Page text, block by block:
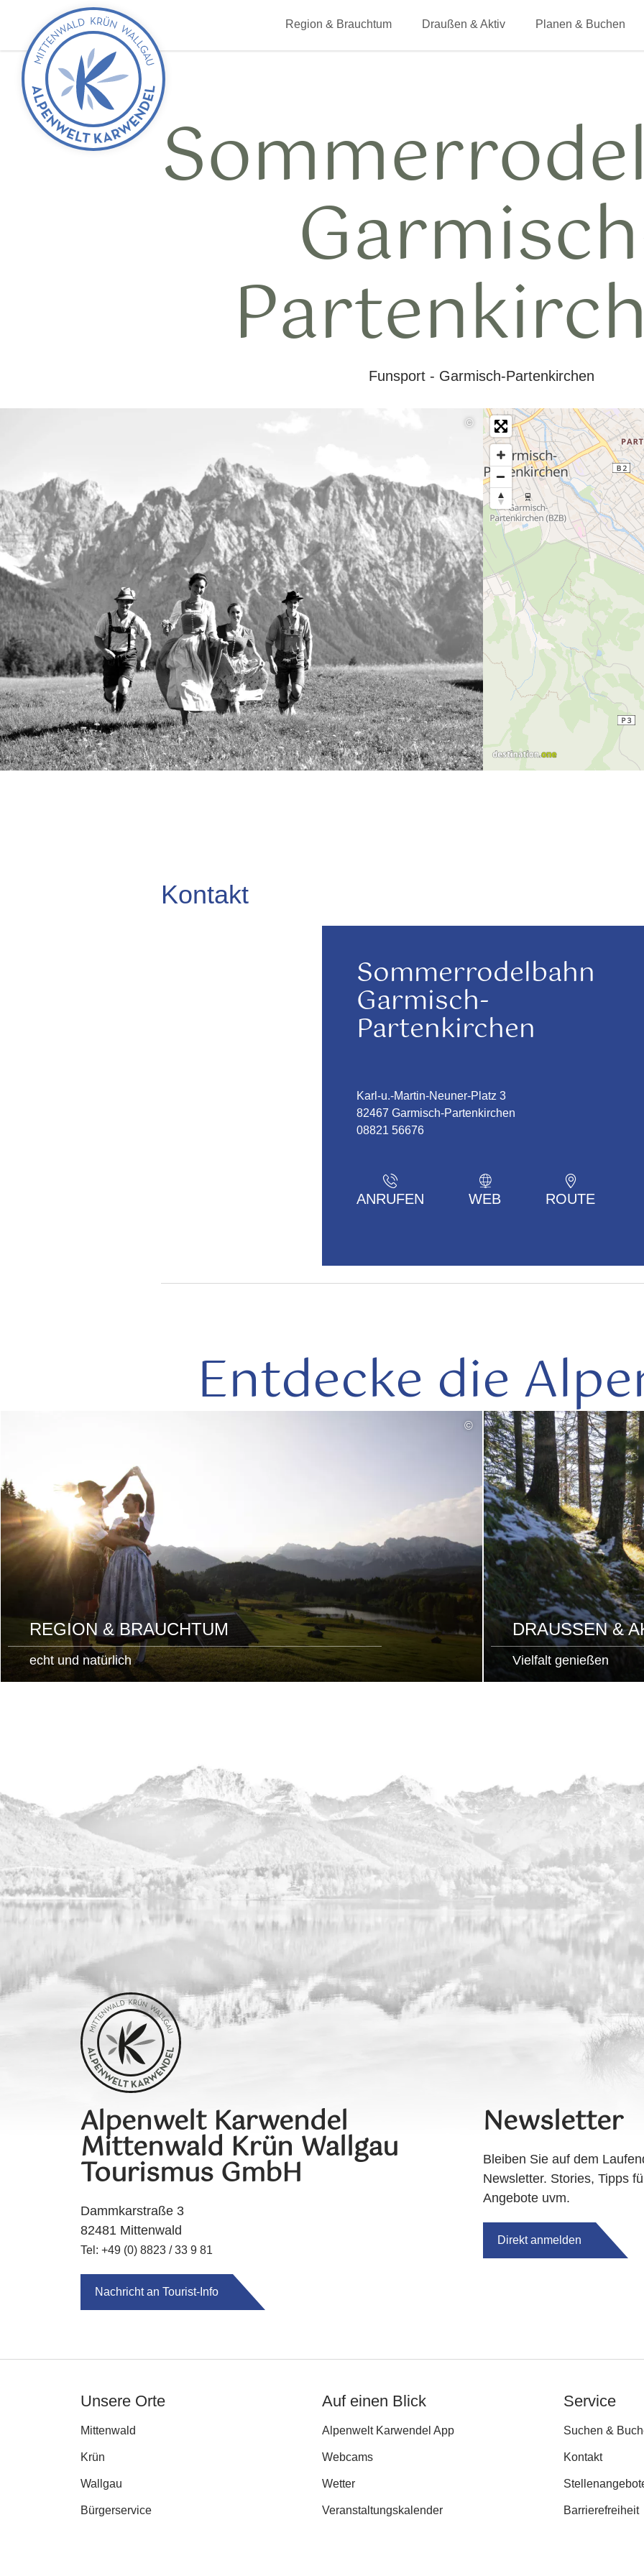
Region & Brauchtum Draußen & Aktiv Planen & Buchen
zurück
zur
Startseite
Funsport - Garmisch-Partenkirchen
©
Kontakt
Sommerrodelbahn
Garmisch-
Partenkirchen
Karl-u.-Martin-Neuner-Platz 3
82467 Garmisch-Partenkirchen
08821 56676
ANRUFEN WEB ROUTE
Entdecke die
©
REGION & BRAUCHTUM
echt und natürlich
DRAUSSEN &
Vielfalt genießen
Alpenwelt Karwendel
Mittenwald Krün Wallgau
Tourismus GmbH
Dammkarstraße 3
82481 Mittenwald
Tel: +49 (0) 8823 / 33 9 81
Nachricht an Tourist-Info
Newsletter
Bleiben Sie auf dem
Newsletter. Stories, Tipps
Angebote uvm.
Direkt anmelden
Unsere Orte
Mittenwald
Krün
Wallgau
Bürgerservice
Auf einen Blick
Alpenwelt Karwendel App
Webcams
Wetter
Veranstaltungs­kalender
Service
Suchen &
Kontakt
Barrierefreiheit